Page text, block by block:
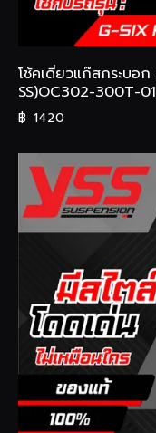
โช้คเดี่ยวแก๊สกระบอ
SS)OC302-300T-
฿ 1420